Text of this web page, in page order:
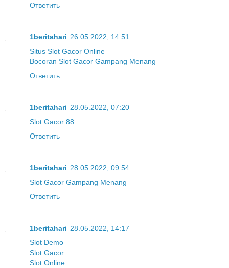
Ответить
1beritahari 26.05.2022, 14:51
Situs Slot Gacor Online
Bocoran Slot Gacor Gampang Menang
Ответить
1beritahari 28.05.2022, 07:20
Slot Gacor 88
Ответить
1beritahari 28.05.2022, 09:54
Slot Gacor Gampang Menang
Ответить
1beritahari 28.05.2022, 14:17
Slot Demo
Slot Gacor
Slot Online